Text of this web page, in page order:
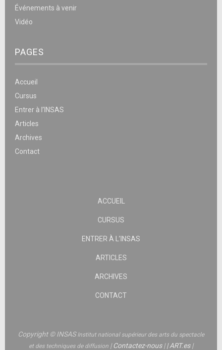
Événements à venir
Vidéo
PAGES
Accueil
Cursus
Entrer à l’INSAS
Articles
Archives
Contact
ACCUEIL
CURSUS
ENTRER À L’INSAS
ARTICLES
ARCHIVES
CONTACT
Copyright © INSASInstitut national supérieur des arts du spectacle
et des techniques de diffusion |Contactez-nous||ART.es|